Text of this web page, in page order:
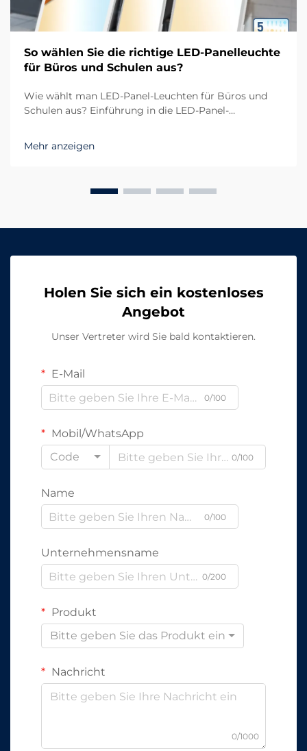
So wählen Sie die richtige LED-Panelleuchte
für Büros und Schulen aus?
Wie wählt man LED-Panel-Leuchten für Büros und
Schulen aus? Einführung in die LED-Panel-
und Lernumgebungen ist die Nachfrage nach
effizienter und komfortabler Beleuchtung
Mehr anzeigen
Holen Sie sich ein kostenloses
Angebot
Unser Vertreter wird Sie bald kontaktieren.
E-Mail
0/100
Mobil/WhatsApp
Code
0/100
Name
0/100
Unternehmensname
0/200
Produkt
Bitte geben Sie das Produkt ein
Nachricht
0/1000